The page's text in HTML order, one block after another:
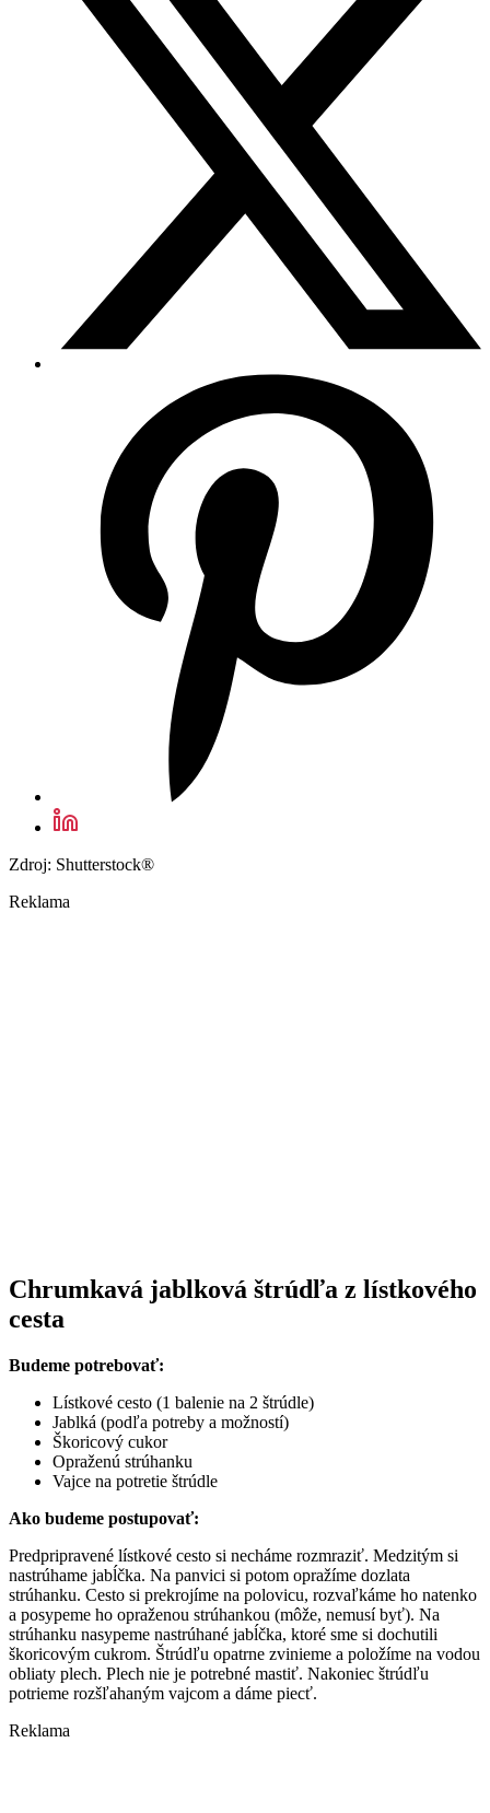
Zdroj: Shutterstock®
Reklama
Chrumkavá jablková štrúdľa z lístkového
cesta
Budeme potrebovať:
Lístkové cesto (1 balenie na 2 štrúdle)
Jablká (podľa potreby a možností)
Škoricový cukor
Opraženú strúhanku
Vajce na potretie štrúdle
Ako budeme postupovať:
Predpripravené lístkové cesto si necháme rozmraziť. Medzitým si
nastrúhame jabĺčka. Na panvici si potom opražíme dozlata
strúhanku. Cesto si prekrojíme na polovicu, rozvaľkáme ho natenko
a posypeme ho opraženou strúhankou (môže, nemusí byť). Na
strúhanku nasypeme nastrúhané jabĺčka, ktoré sme si dochutili
škoricovým cukrom. Štrúdľu opatrne zvinieme a položíme na vodou
obliaty plech. Plech nie je potrebné mastiť. Nakoniec štrúdľu
potrieme rozšľahaným vajcom a dáme piecť.
Reklama